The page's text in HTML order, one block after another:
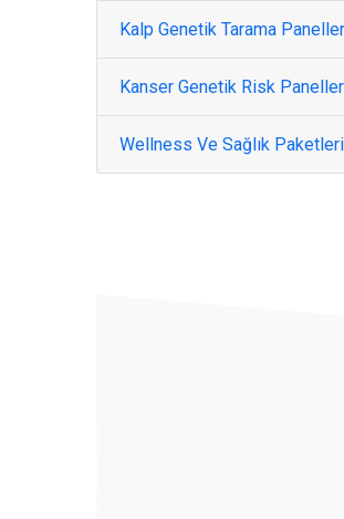
Kalp Genetik Tarama
Kanser Genetik Risk
Wellness Ve Sağlık Paketleri